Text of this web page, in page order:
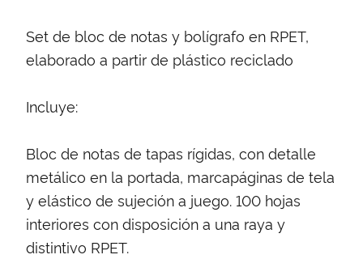
Set de bloc de notas y bolígrafo en RPET,
elaborado a partir de plástico reciclado
Incluye:
Bloc de notas de tapas rígidas, con detalle
metálico en la portada, marcapáginas de tela
y elástico de sujeción a juego. 100 hojas
interiores con disposición a una raya y
distintivo RPET.